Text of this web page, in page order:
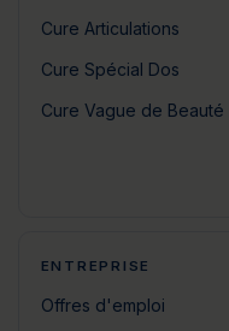
Cure Articulations
Cure Spécial Dos
Cure Vague de Beauté
ENTREPRISE
Offres d'emploi